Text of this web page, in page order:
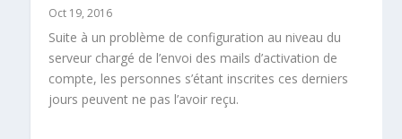
Oct 19, 2016
Suite à un problème de configuration au niveau du
serveur chargé de l’envoi des mails d’activation de
compte, les personnes s’étant inscrites ces derniers
jours peuvent ne pas l’avoir reçu.